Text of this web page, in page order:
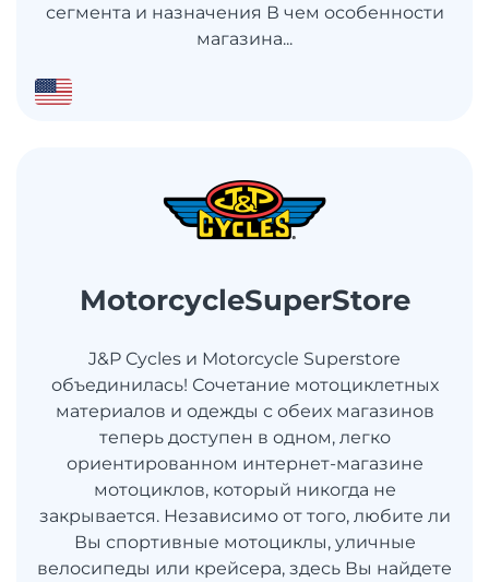
сегмента и назначения В чем особенности
магазина...
MotorcycleSuperStore
J&P Cycles и Motorcycle Superstore
объединилась! Сочетание мотоциклетных
материалов и одежды с обеих магазинов
теперь доступен в одном, легко
ориентированном интернет-магазине
мотоциклов, который никогда не
закрывается. Независимо от того, любите ли
Вы спортивные мотоциклы, уличные
велосипеды или крейсера, здесь Вы найдете